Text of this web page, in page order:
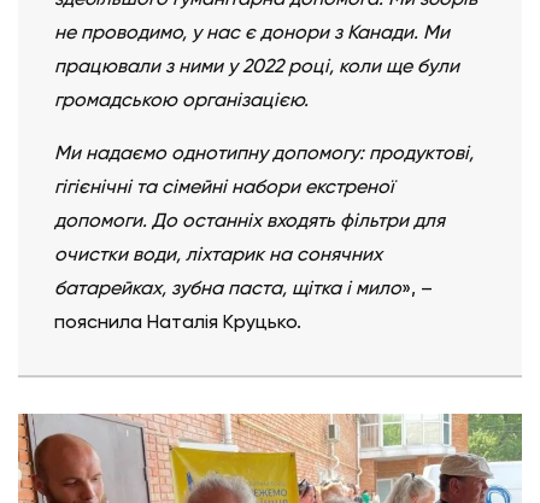
не проводимо, у нас є донори з Канади. Ми
працювали з ними у 2022 році, коли ще були
громадською організацією.
Ми надаємо однотипну допомогу: продуктові,
гігієнічні та сімейні набори екстреної
допомоги. До останніх входять фільтри для
очистки води, ліхтарик на сонячних
батарейках, зубна паста, щітка і мило», –
пояснила Наталія Круцько.